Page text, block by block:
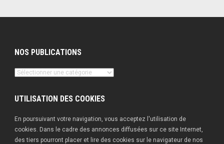
NOS PUBLICATIONS
Nos
UTILISATION DES COOKIES
En poursuivant votre navigation, vous acceptez l'utilisation de
cookies. Dans le cadre des annonces diffusées sur ce site Internet,
des tiers pourront placer et lire des cookies sur le navigateur de nos